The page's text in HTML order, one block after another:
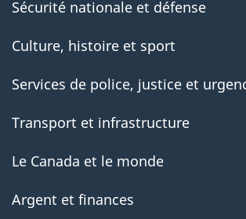
Sécurité nationale et défense
Culture, histoire et sport
Services de police, justice et
Transport et infrastructure
Le Canada et le monde
Argent et finances